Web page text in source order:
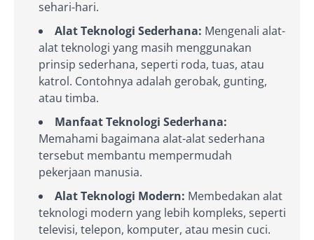
sehari-hari.
Alat Teknologi Sederhana: Mengenali alat-
alat teknologi yang masih menggunakan
prinsip sederhana, seperti roda, tuas, atau
katrol. Contohnya adalah gerobak, gunting,
atau timba.
Manfaat Teknologi Sederhana:
Memahami bagaimana alat-alat sederhana
tersebut membantu mempermudah
pekerjaan manusia.
Alat Teknologi Modern: Membedakan alat
teknologi modern yang lebih kompleks, seperti
televisi, telepon, komputer, atau mesin cuci.